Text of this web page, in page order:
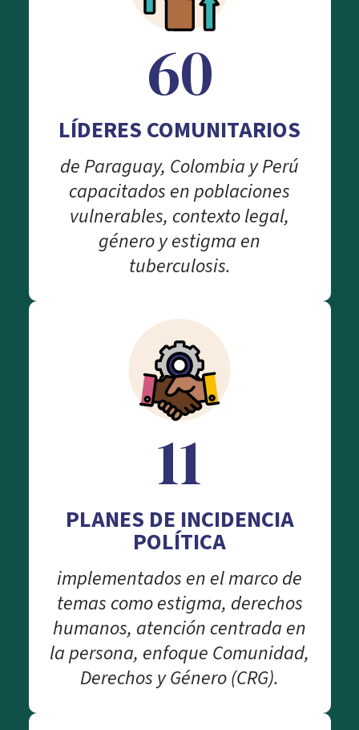
60
LÍDERES COMUNITARIOS
de Paraguay, Colombia y Perú
capacitados en poblaciones
vulnerables, contexto legal,
género y estigma en
tuberculosis.
11
PLANES DE INCIDENCIA
POLÍTICA
implementados en el marco de
temas como estigma, derechos
humanos, atención centrada en
la persona, enfoque Comunidad,
Derechos y Género (CRG).